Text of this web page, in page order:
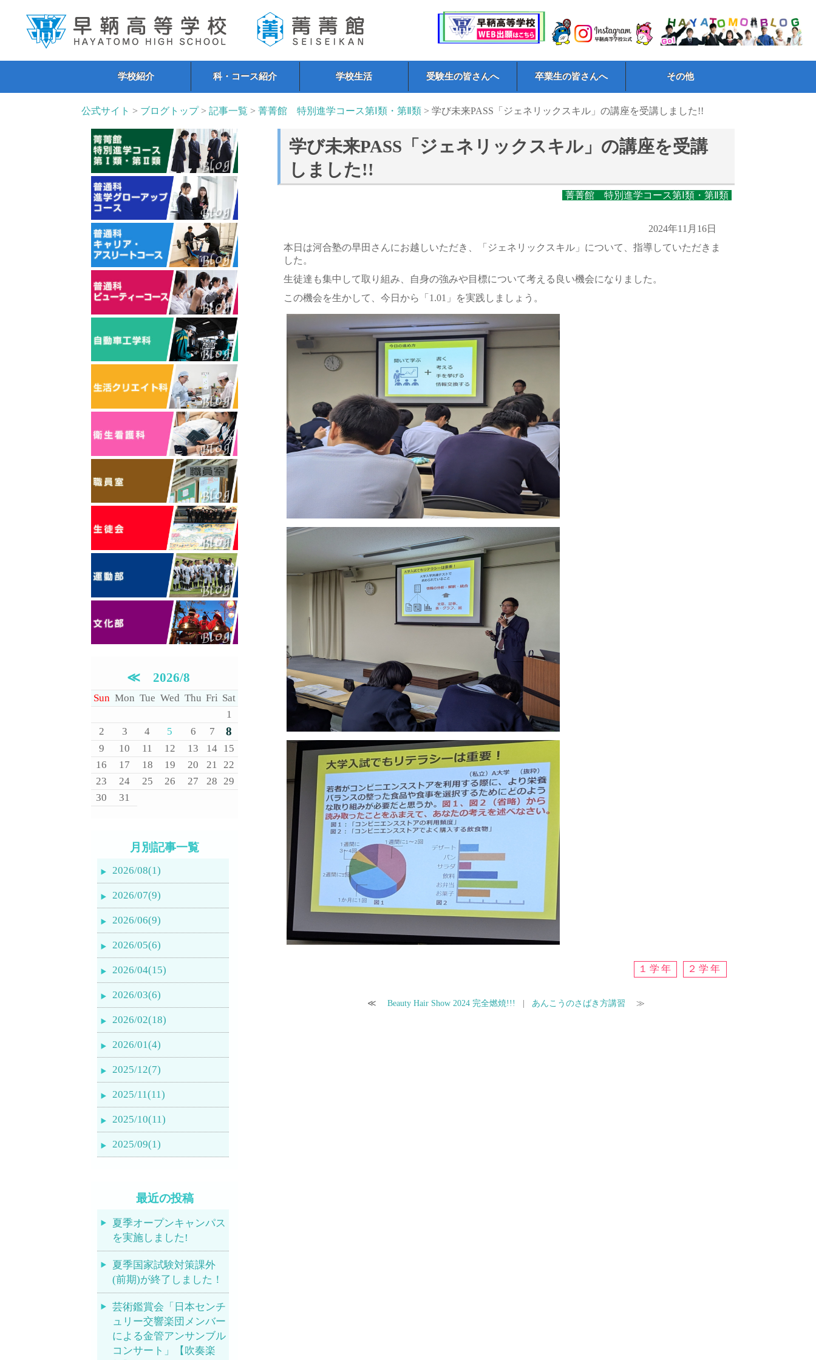
学校紹介 科・コース紹介 学校生活 受験生の皆さんへ 卒業生の皆さんへ その他
公式サイト > ブログトップ>記事一覧 >菁菁館 特別進学コース第Ⅰ類・第Ⅱ類 > 学び未来PASS「ジェネリックスキル」の講座を受講しました!!
学び未来PASS「ジェネリックスキル」の講座を受講
しました!!
菁菁館 特別進学コース第Ⅰ類・第Ⅱ類
2024年11月16日
本日は河合塾の早田さんにお越しいただき、「ジェネリックスキル」について、指導していただきま
した。
生徒達も集中して取り組み、自身の強みや目標について考える良い機会になりました。
この機会を生かして、今日から「1.01」を実践しましょう。
１学年 ２学年
≪ Beauty Hair Show 2024 完全燃焼!!! | あんこうのさばき方講習 ≫
≪2026/8
Sun Mon Tue Wed Thu Fri Sat
1
2
3 4 5 6 7 8
9 10 11 12 13 14 15
16
17 18 19 20 21 22
23
24 25 26 27 28 29
30
31
月別記事一覧
2026/08(1)
2026/07(9)
2026/06(9)
2026/05(6)
2026/04(15)
2026/03(6)
2026/02(18)
2026/01(4)
2025/12(7)
2025/11(11)
2025/10(11)
2025/09(1)
最近の投稿
夏季オープンキャンパス
を実施しました!
夏季国家試験対策課外
(前期)が終了しました！
芸術鑑賞会「日本センチ
ュリー交響楽団メンバー
による金管アンサンブル
コンサート」【吹奏楽